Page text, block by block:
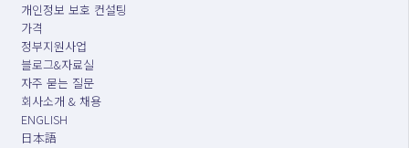
개인정보 보호 컨설팅
가격
정부지원사업
블로그&자료실
자주 묻는 질문
회사소개 & 채용
ENGLISH
日本語